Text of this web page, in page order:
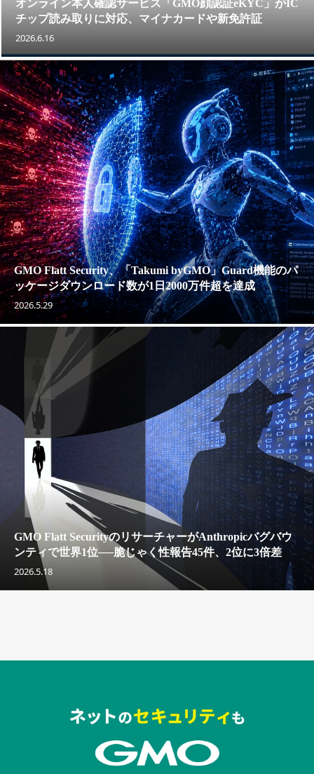
オンライン本人確認サービス「GMO顔認証eKYC」がIC
チップ読み取りに対応、マイナカードや新免許証
2026.6.16
GMO Flatt Security、「Takumi byGMO」Guard機能のパ
ッケージダウンロード数が1日2000万件超を達成
2026.5.29
GMO Flatt SecurityのリサーチャーがAnthropicバグバウ
ンティで世界1位──脆じゃく性報告45件、2位に3倍差
2026.5.18
セキュリティキャンペーンでのバナー